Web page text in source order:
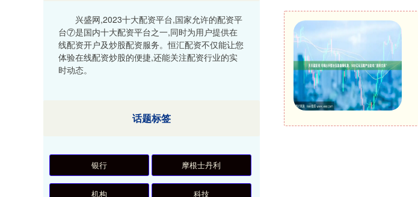
兴盛网,2023十大配资平台,国家允许的配资平
台⑦是国内十大配资平台之一,同时为用户提供在
线配资开户及炒股配资服务。恒汇配资不仅能让您
体验在线配资炒股的便捷,还能关注配资行业的实
时动态。
话题标签
银行 摩根士丹利
机构 科技